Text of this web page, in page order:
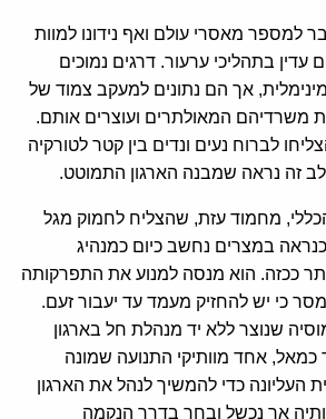
למספר מאסרי עולם ואף נידונו למוות
עדין בתהליכי ערעור. דרגים נמוכים
אך הם נתונים למעקב צמוד של
משרדיהם המאולתרים ועוצרים אותם.
לברוח נעים ונדים בין קטר לטורקיה
זה נראה שמבנה הארגון התמוטט.
מחמוד עזת, שהצליח לחמוק מגל
במצרים נחשב כיום כמנהיג
ככזה. הוא מנסה למנוע את התפרקותה
כי יש להחזיק מעמד עד יעבור זעם.
שנוצר ללא יד מנהלת חל בארגון
כמאל, אחד מוותיקי התנועה שמונה
העליונה כדי להמשיך לנהל את הארגון
אך נכשל ובחר בדרך הנקמה